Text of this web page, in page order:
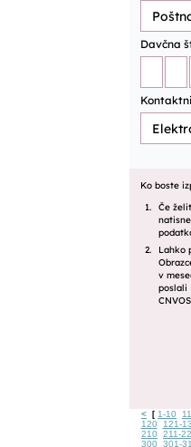
< [ 1-10
120
121-
210
211-
300
301-